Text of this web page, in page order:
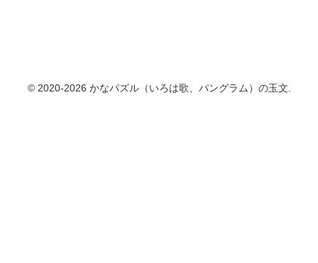
© 2020-2026 かなパズル（いろは歌、パングラム）の玉文.